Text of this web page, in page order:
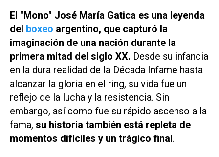
El "Mono" José María Gatica es una leyenda
del boxeo argentino, que capturó la
imaginación de una nación durante la
primera mitad del siglo XX. Desde su infancia
en la dura realidad de la Década Infame hasta
alcanzar la gloria en el ring, su vida fue un
reflejo de la lucha y la resistencia. Sin
embargo, así como fue su rápido ascenso a la
fama, su historia también está repleta de
momentos difíciles y un trágico final.